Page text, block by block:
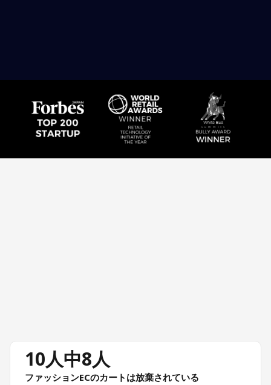
10人中8人
ファッションECのカートは放棄されている